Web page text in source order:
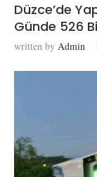
Düzce’de
Günde 526
written by Admin